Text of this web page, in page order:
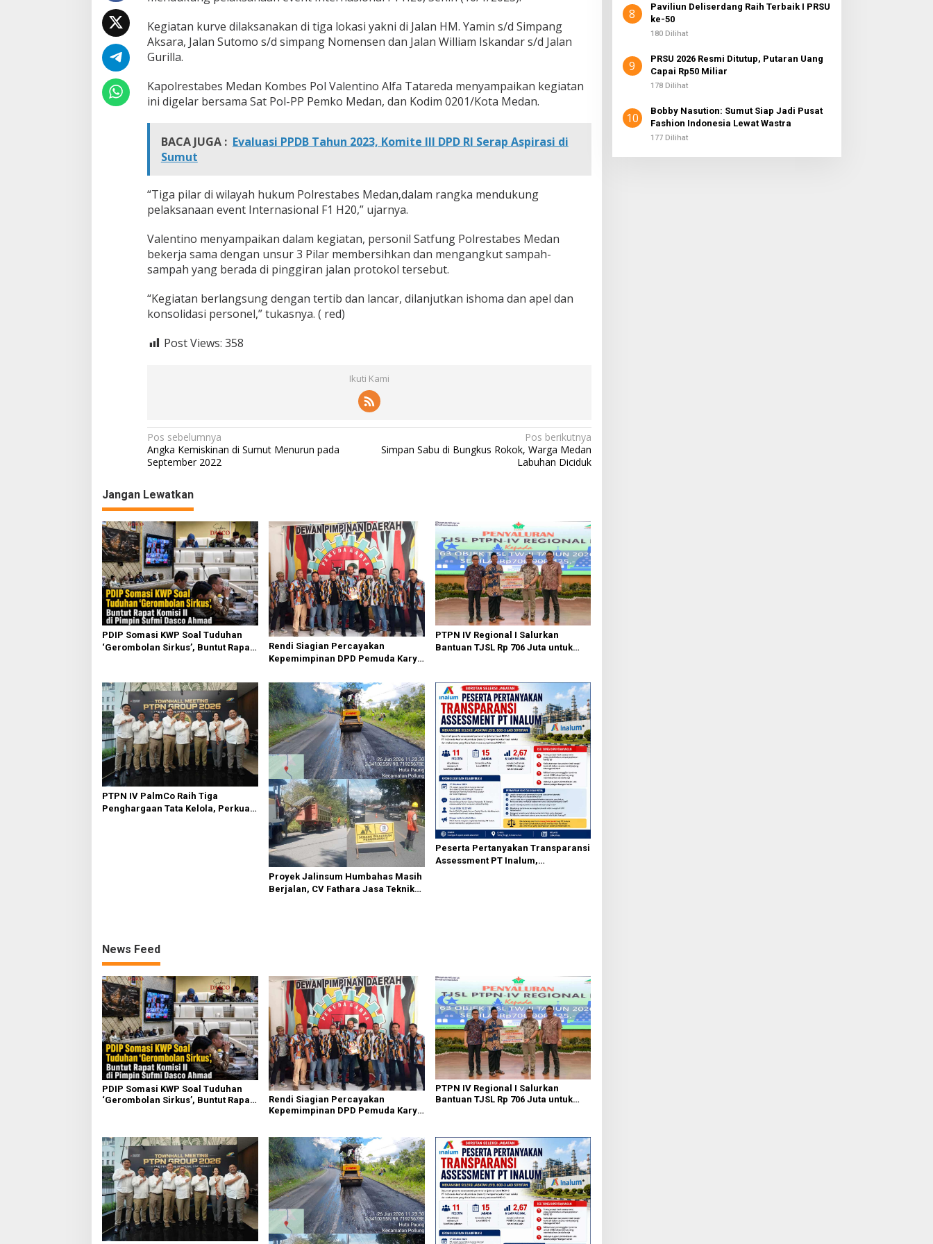
g
a
k
a
s
Kegiatan kurve dilaksanakan di tiga lokasi yakni di Jalan HM. Yamin s/d Simpang
Aksara, Jalan Sutomo s/d simpang Nomensen dan Jalan William Iskandar s/d Jalan
Gurilla.
Kapolrestabes Medan Kombes Pol Valentino Alfa Tatareda menyampaikan kegiatan
ini digelar bersama Sat Pol-PP Pemko Medan, dan Kodim 0201/Kota Medan.
BACA JUGA : Evaluasi PPDB Tahun 2023, Komite III DPD RI Serap Aspirasi di
Sumut
“Tiga pilar di wilayah hukum Polrestabes Medan,dalam rangka mendukung
pelaksanaan event Internasional F1 H20,” ujarnya.
Valentino menyampaikan dalam kegiatan, personil Satfung Polrestabes Medan
bekerja sama dengan unsur 3 Pilar membersihkan dan mengangkut sampah-
sampah yang berada di pinggiran jalan protokol tersebut.
“Kegiatan berlangsung dengan tertib dan lancar, dilanjutkan ishoma dan apel dan
konsolidasi personel,” tukasnya. ( red)
Post Views: 358
Ikuti Kami
N
a
i
g
a
s
i
p
o
s
Pos sebelumnya
Angka Kemiskinan di Sumut Menurun pada
September 2022
Pos berikutnya
Simpan Sabu di Bungkus Rokok, Warga Medan
Labuhan Diciduk
Jangan Lewatkan
PDIP Somasi KWP Soal Tuduhan
‘Gerombolan Sirkus’, Buntut Rapat
Rendi Siagian Percayakan
Kepemimpinan DPD Pemuda Karya
Sembiring
PTPN IV Regional I Salurkan
Bantuan TJSL Rp 706 Juta untuk
PTPN IV PalmCo Raih Tiga
Penghargaan Tata Kelola, Perkuat
Proyek Jalinsum Humbahas Masih
Berjalan, CV Fathara Jasa Teknik
Peserta Pertanyakan Transparansi
Assessment PT Inalum,
News Feed
PDIP Somasi KWP Soal Tuduhan
‘Gerombolan Sirkus’, Buntut Rapat
Rendi Siagian Percayakan
Kepemimpinan DPD Pemuda Karya
PTPN IV Regional I Salurkan
Bantuan TJSL Rp 706 Juta untuk
8
Paviliun Deliserdang Raih Terbaik I PRSU
ke-50
180 Dilihat
9
PRSU 2026 Resmi Ditutup, Putaran Uang
Capai Rp50 Miliar
178 Dilihat
10
Bobby Nasution: Sumut Siap Jadi Pusat
Fashion Indonesia Lewat Wastra
177 Dilihat